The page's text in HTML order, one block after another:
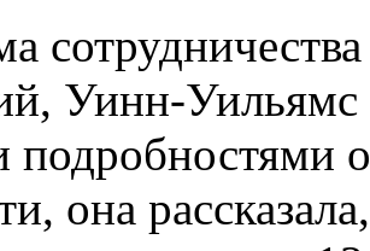
Уинн-Уильямс
подробностями
она